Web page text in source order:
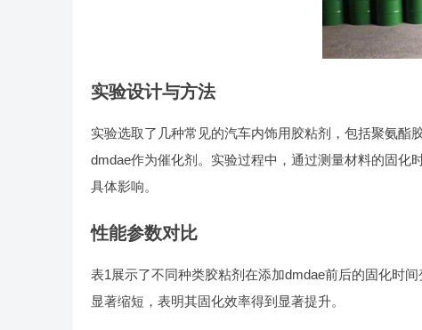
实验设计与方法
实验选取了几种常见的汽车内饰用胶粘剂，包括聚氨酯
dmdae作为催化剂。实验过程中，通过测量材料的固化
具体影响。
性能参数对比
表1展示了不同种类胶粘剂在添加dmdae前后的固化时
显著缩短，表明其固化效率得到显著提升。